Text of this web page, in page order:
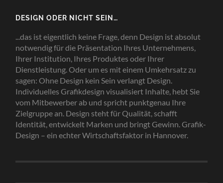
DESIGN ODER NICHT SEIN…
...das ist eigentlich keine Frage, denn Design ist absolut
notwendig für die Präsentation Ihres Unternehmens,
Ihrer Institution, Ihres Produktes oder Ihrer
Dienstleistung. Oder um es mit einem Umkehrsatz zu
sagen: Ohne Design kein Sein verlangt Design.
Individuelles Grafikdesign visualisiert Inhalte, hebt Sie
vom Mitbewerber ab und spricht punktgenau Ihre
Zielgruppe an. Design steht für Qualität, schafft
Identität, entwickelt Marken und bringt Gewinn. Grafik-
Design – ein echter Wirtschaftsfaktor in Hannover.